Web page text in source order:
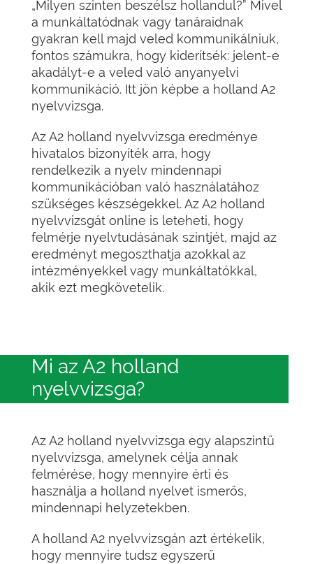
„Milyen szinten beszélsz hollandul?” Mivel
a munkáltatódnak vagy tanáraidnak
gyakran kell majd veled kommunikálniuk,
fontos számukra, hogy kiderítsék: jelent-e
akadályt-e a veled való anyanyelvi
kommunikáció. Itt jön képbe a holland A2
nyelvvizsga.
Az A2 holland nyelvvizsga eredménye
hivatalos bizonyíték arra, hogy
rendelkezik a nyelv mindennapi
kommunikációban való használatához
szükséges készségekkel. Az A2 holland
nyelvvizsgát online is leteheti, hogy
felmérje nyelvtudásának szintjét, majd az
eredményt megoszthatja azokkal az
intézményekkel vagy munkáltatókkal,
akik ezt megkövetelik.
Mi az A2 holland
nyelvvizsga?
Az A2 holland nyelvvizsga egy alapszintű
nyelvvizsga, amelynek célja annak
felmérése, hogy mennyire érti és
használja a holland nyelvet ismerős,
mindennapi helyzetekben.
A holland A2 nyelvvizsgán azt értékelik,
hogy mennyire tudsz egyszerű